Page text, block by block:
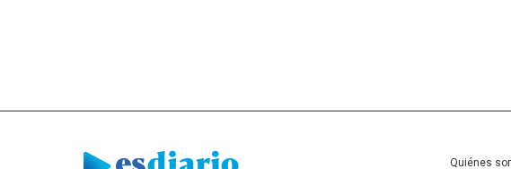
Quiénes